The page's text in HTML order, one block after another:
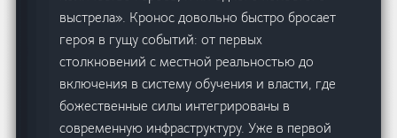
выстрела». Кронос довольно быстро бросает
героя в гущу событий: от первых
столкновений с местной реальностью до
включения в систему обучения и власти, где
божественные силы интегрированы в
современную инфраструктуру. Уже в первой